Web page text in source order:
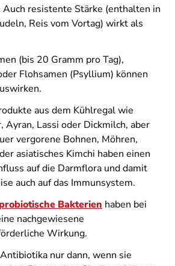
Auch resistente Stärke (enthalten in
Reis vom Vortag) wirkt als
(bis 20 Gramm pro Tag),
Flohsamen (Psyllium) können
aus dem Kühlregal wie
Ayran, Lassi oder Dickmilch, aber
vergorene Bohnen, Möhren,
asiatisches Kimchi haben einen
auf die Darmflora und damit
auch auf das Immunsystem.
probiotische Bakterien haben bei
nachgewiesene
Wirkung.
nur dann, wenn sie